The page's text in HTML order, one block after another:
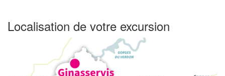
Localisation de votre excursion